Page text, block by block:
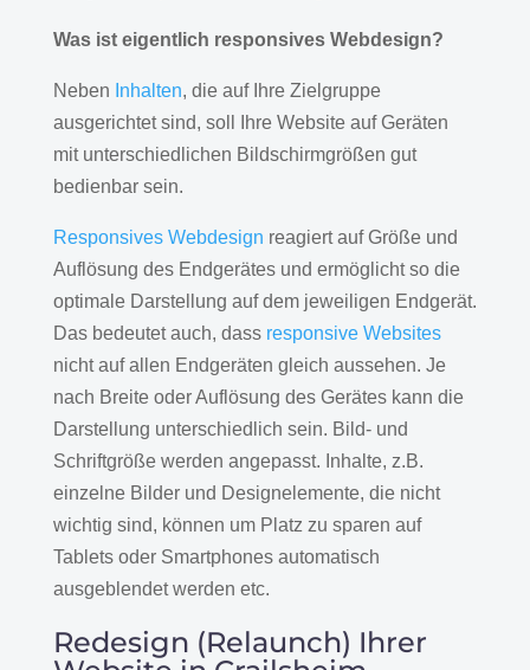
Was ist eigentlich responsives Webdesign?
Neben Inhalten, die auf Ihre Zielgruppe
ausgerichtet sind, soll Ihre Website auf Geräten
mit unterschiedlichen Bildschirmgrößen gut
bedienbar sein.
Responsives Webdesign reagiert auf Größe und
Auflösung des Endgerätes und ermöglicht so die
optimale Darstellung auf dem jeweiligen Endgerät.
Das bedeutet auch, dass responsive Websites
nicht auf allen Endgeräten gleich aussehen. Je
nach Breite oder Auflösung des Gerätes kann die
Darstellung unterschiedlich sein. Bild- und
Schriftgröße werden angepasst. Inhalte, z.B.
einzelne Bilder und Designelemente, die nicht
wichtig sind, können um Platz zu sparen auf
Tablets oder Smartphones automatisch
ausgeblendet werden etc.
Redesign (Relaunch) Ihrer